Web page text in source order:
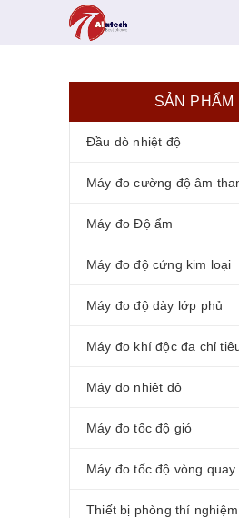
SẢN PHẨM
Đầu dò nhiệt độ
Máy đo cường độ âm
Máy đo Độ ẩm
Máy đo độ cứng kim loại
Máy đo độ dày lớp phủ
Máy đo khí độc đa chỉ
Máy đo nhiệt độ
Máy đo tốc độ gió
Máy đo tốc độ vòng quay
Thiết bị phòng thí nghiệm